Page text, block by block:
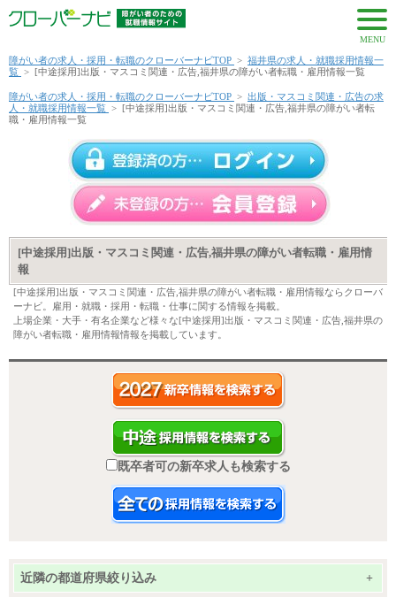
MENU
障がい者の求人・採用・転職のクローバーナビTOP > 福井県の求人・就職採用情報一
覧 > [中途採用]出版・マスコミ関連・広告,福井県の障がい者転職・雇用情報一覧
障がい者の求人・採用・転職のクローバーナビTOP > 出版・マスコミ関連・広告の求
人・就職採用情報一覧 > [中途採用]出版・マスコミ関連・広告,福井県の障がい者転
職・雇用情報一覧
[中途採用]出版・マスコミ関連・広告,福井県の障がい者転職・雇用情
報
[中途採用]出版・マスコミ関連・広告,福井県の障がい者転職・雇用情報ならクローバ
ーナビ。雇用・就職・採用・転職・仕事に関する情報を掲載。
上場企業・大手・有名企業など様々な[中途採用]出版・マスコミ関連・広告,福井県の
障がい者転職・雇用情報情報を掲載しています。
既卒者可の新卒求人も検索する
近隣の都道府県絞り込み +